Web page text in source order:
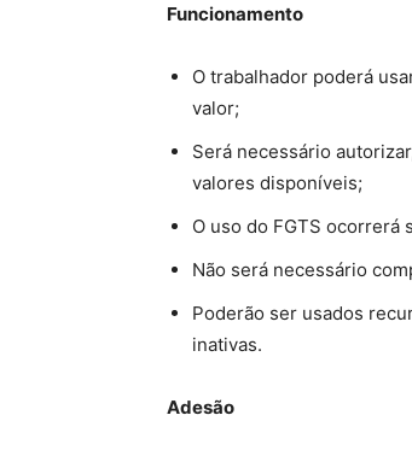
Funcionamento
O trabalhador poderá
valor;
Será necessário
valores disponíveis;
O uso do FGTS ocorrerá
Não será necessário
Poderão ser usados
inativas.
Adesão